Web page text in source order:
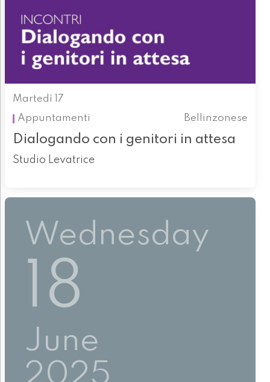
Martedì 17
Appuntamenti
Bellinzonese
Dialogando con i genitori in attesa
Studio Levatrice
Wednesday
18
June
2025